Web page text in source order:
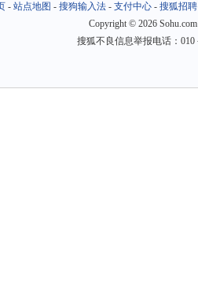
- 站点地图 - 搜狗输入法- 支付中心- 搜狐招聘
Copyright © 2026
搜狐不良信息举报电话：010